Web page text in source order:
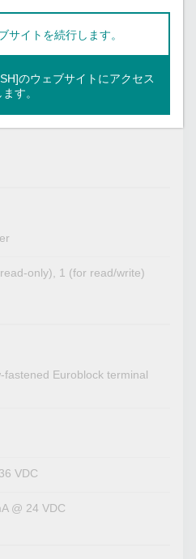
(Slave)
only), 1 (for read/write)
fastened Euroblock terminal
VDC
@ 24 VDC
サイトを続行します。
のウェブサイトにアクセス
ます。